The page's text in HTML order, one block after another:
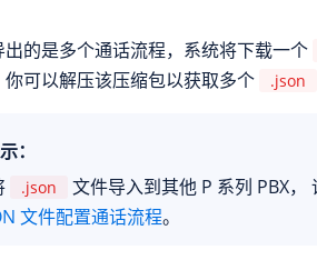
出的是多个通话流程，系统将下载一个
你可以解压该压缩包以获取多个
.json
：
.json
文件导入到其他 P 系列 PBX，
文件配置通话流程。